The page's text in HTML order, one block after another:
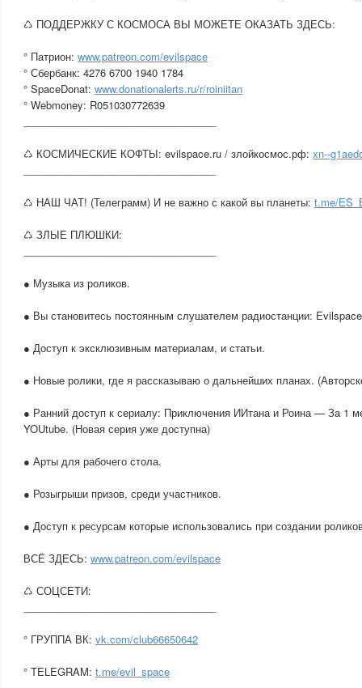
♺ ПОДДЕРЖКУ С КОСМОСА ВЫ МОЖЕТЕ ОКАЗАТЬ ЗДЕСЬ:
° Патрион: www.patreon.com/evilspace
° Сбербанк: 4276 6700 1940 1784
° SpaceDonat: www.donationalerts.ru/r/roiniitan
° Webmoney: R051030772639
♺ КОСМИЧЕСКИЕ КОФТЫ: evilspace.ru / злойкосмос.рф: xn--
♺ НАШ ЧАТ! (Телеграмм) И не важно с какой вы планеты: t.me/
♺ ЗЛЫЕ ПЛЮШКИ:
● Музыка из роликов.
● Вы становитесь постоянным слушателем радиостанции:
● Доступ к эксклюзивным материалам, и статьи.
● Новые ролики, где я рассказываю о дальнейших планах.
● Ранний доступ к сериалу: Приключения ИИтана и Роина — За 1
YOUtube. (Новая серия уже доступна)
● Арты для рабочего стола.
● Розыгрыши призов, среди участников.
● Доступ к ресурсам которые использовались при создании
ВСЁ ЗДЕСЬ: www.patreon.com/evilspace
♺ СОЦСЕТИ:
° ГРУППА ВК: vk.com/club66650642
° TELEGRAM: t.me/evil_space